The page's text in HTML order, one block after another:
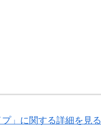
」に関する詳細を見る